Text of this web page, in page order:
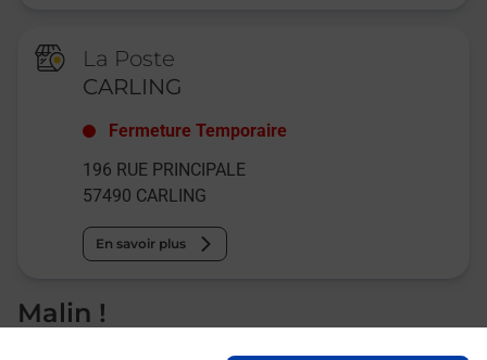
La Poste
CARLING
Fermeture Temporaire
196 RUE PRINCIPALE
57490 CARLING
En savoir plus
Malin !